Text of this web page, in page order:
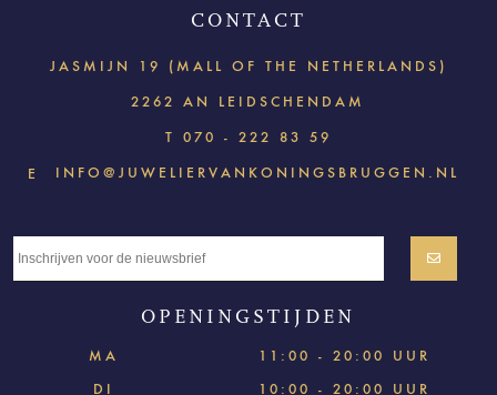
CONTACT
JASMIJN 19 (MALL OF THE NETHERLANDS)
2262 AN LEIDSCHENDAM
T 070 - 222 83 59
E INFO@JUWELIERVANKONINGSBRUGGEN.NL
OPENINGSTIJDEN
MA
11:00 - 20:00 UUR
DI
10:00 - 20:00 UUR